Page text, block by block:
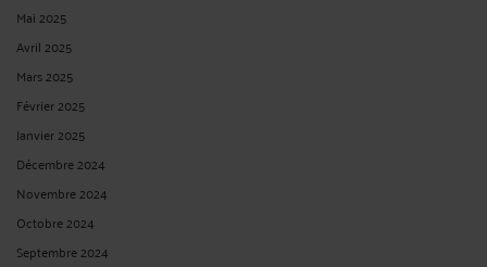
Mai 2025
Avril 2025
Mars 2025
Février 2025
Janvier 2025
Décembre 2024
Novembre 2024
Octobre 2024
Septembre 2024